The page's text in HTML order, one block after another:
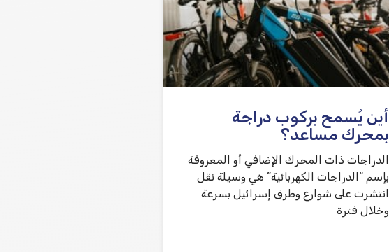
أين يُسمح بركوب دراجة
بمحرك مساعد؟
الدراجات ذات المحرك الإضافي أو المعروفة
بإسم “الدراجات الكهربائية” هي وسيلة نقل
انتشرت على شوارع وطرق إسرائيل بسرعة
وخلال فترة